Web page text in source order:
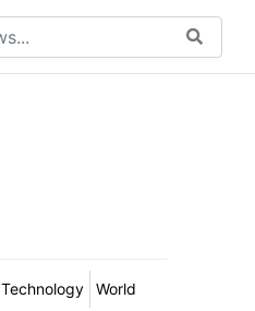
Technology World